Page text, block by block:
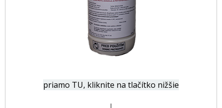
priamo TU, kliknite na tlačítko nižšie